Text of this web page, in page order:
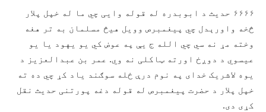
۶۶۶۶ حدیث د ابوبدره له قوله وايی چي ما له خپل پلار
څخه واورېدل چي پیغمبرص وویل هیڅ مسلمان به تر هغه
وخته مړ نه سي چي الله ج یې په عوض کي یو یهود یا یو
عیسوي د دوږخ اورته ټاکلی نه وي. عمر بن عبدالعزیز د
یوه لاشریک خدای په نوم درې ځله سوګند یاد کړ چي ده ته
خپل پلار د حضرت پیغمبرص له قوله دغه پورتنی حدیث نقل
کړی دی.